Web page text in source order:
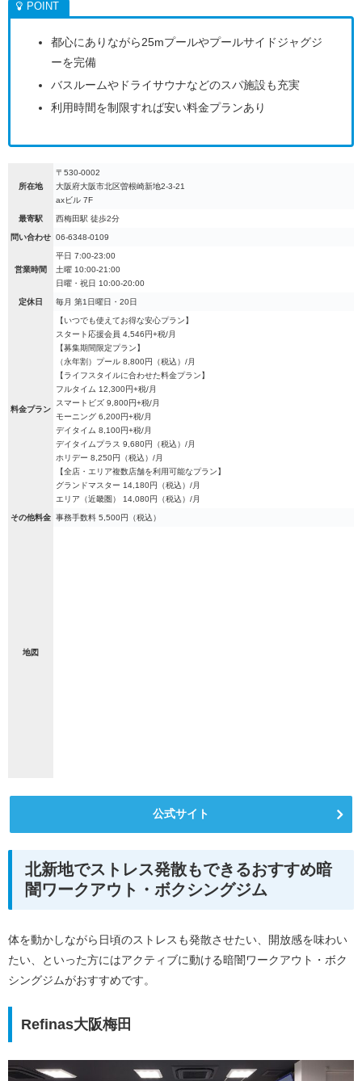
都心にありながら25mプールやプールサイドジャグジ
ーを完備
バスルームやドライサウナなどのスパ施設も充実
利用時間を制限すれば安い料金プランあり
所在地
〒530-0002
大阪府大阪市北区曽根崎新地2-3-21
axビル 7F
最寄駅 西梅田駅 徒歩2分
問い合わせ 06-6348-0109
営業時間
平日 7:00-23:00
土曜 10:00-21:00
日曜・祝日 10:00-20:00
定休日 毎月 第1日曜日・20日
料金プラン
【いつでも使えてお得な安心プラン】
スタート応援会員 4,546円+税/月
【募集期間限定プラン】
（永年割）プール 8,800円（税込）/月
【ライフスタイルに合わせた料金プラン】
フルタイム 12,300円+税/月
スマートビズ 9,800円+税/月
モーニング 6,200円+税/月
デイタイム 8,100円+税/月
デイタイムプラス 9,680円（税込）/月
ホリデー 8,250円（税込）/月
【全店・エリア複数店舗を利用可能なプラン】
グランドマスター 14,180円（税込）/月
エリア（近畿圏） 14,080円（税込）/月
その他料金 事務手数料 5,500円（税込）
地図
公式サイト
北新地でストレス発散もできるおすすめ暗
闇ワークアウト・ボクシングジム
体を動かしながら日頃のストレスも発散させたい、開放感を味わい
たい、といった方にはアクティブに動ける暗闇ワークアウト・ボク
シングジムがおすすめです。
Refinas大阪梅田